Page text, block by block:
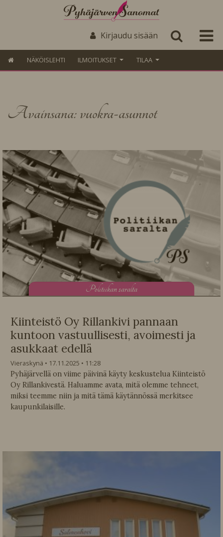
Kirjaudu sisään
NÄKÖISLEHTI ILMOITUKSET TILAA
Avainsana: vuokra-asunnot
Politiikan saralta
Kiinteistö Oy Rillankivi pannaan
kuntoon vastuullisesti, avoimesti ja
asukkaat edellä
Vieraskynä 17.11.2025
11:28
Pyhäjärvellä on viime päivinä käyty keskustelua Kiinteistö
Oy Rillankivestä. Haluamme avata, mitä olemme tehneet,
miksi teemme niin ja mitä tämä käytännössä merkitsee
kaupunkilaisille.